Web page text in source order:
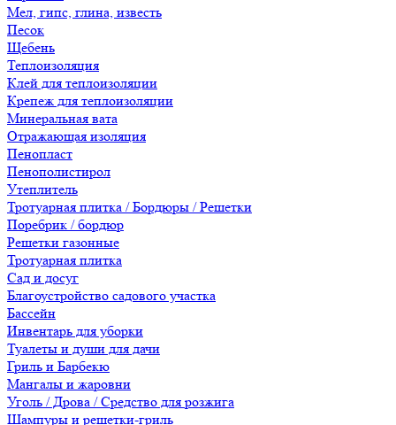
Мел, гипс, глина, известь
Песок
Щебень
Теплоизоляция
Клей для теплоизоляции
Крепеж для теплоизоляции
Минеральная вата
Отражающая изоляция
Пенопласт
Пенополистирол
Утеплитель
Тротуарная плитка / Бордюры / Решетки
Поребрик / бордюр
Решетки газонные
Тротуарная плитка
Сад и досуг
Благоустройство садового участка
Бассейн
Инвентарь для уборки
Туалеты и души для дачи
Гриль и Барбекю
Мангалы и жаровни
Уголь / Дрова / Средство для розжига
Шампуры и решетки-гриль